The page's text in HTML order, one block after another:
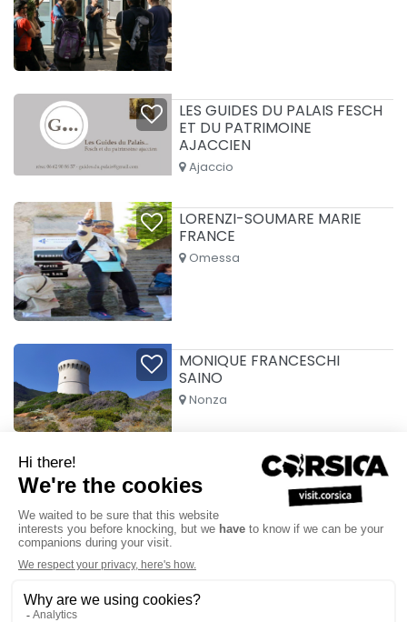
LES GUIDES DU PALAIS FESCH
ET DU PATRIMOINE
AJACCIEN
Ajaccio
LORENZI-SOUMARE MARIE
FRANCE
Omessa
MONIQUE FRANCESCHI
SAINO
Nonza
VIA CORSICA
Nonza